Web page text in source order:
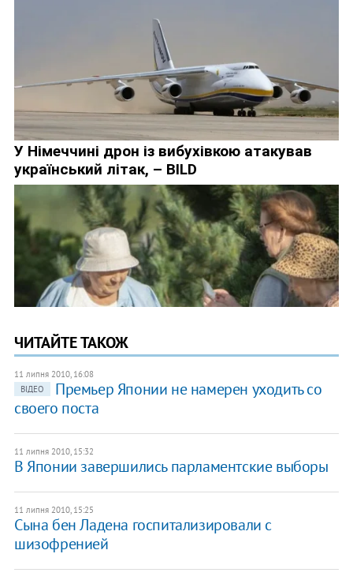
ЧИТАЙТЕ ТАКОЖ
11 липня 2010, 16:08
ВІДЕО
Премьер Японии не намерен уходить со
своего поста
11 липня 2010, 15:32
В Японии завершились парламентские выборы
11 липня 2010, 15:25
Сына бен Ладена госпитализировали с
шизофренией